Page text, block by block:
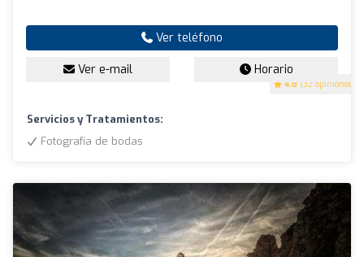
4.8 (32 opiniones)
Ver teléfono
Ver e-mail Horario
Servicios y Tratamientos:
Fotografía de bodas